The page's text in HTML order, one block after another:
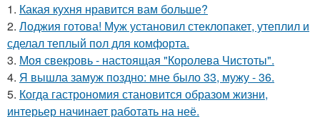
1. Какая кухня нравится вам больше?
2. Лоджия готова! Муж установил стеклопакет, утеплил и
сделал теплый пол для комфорта.
3. Моя свекровь - настоящая "Королева Чистоты".
4. Я вышла замуж поздно: мне было 33, мужу - 36.
5. Когда гастрономия становится образом жизни,
интерьер начинает работать на неё.